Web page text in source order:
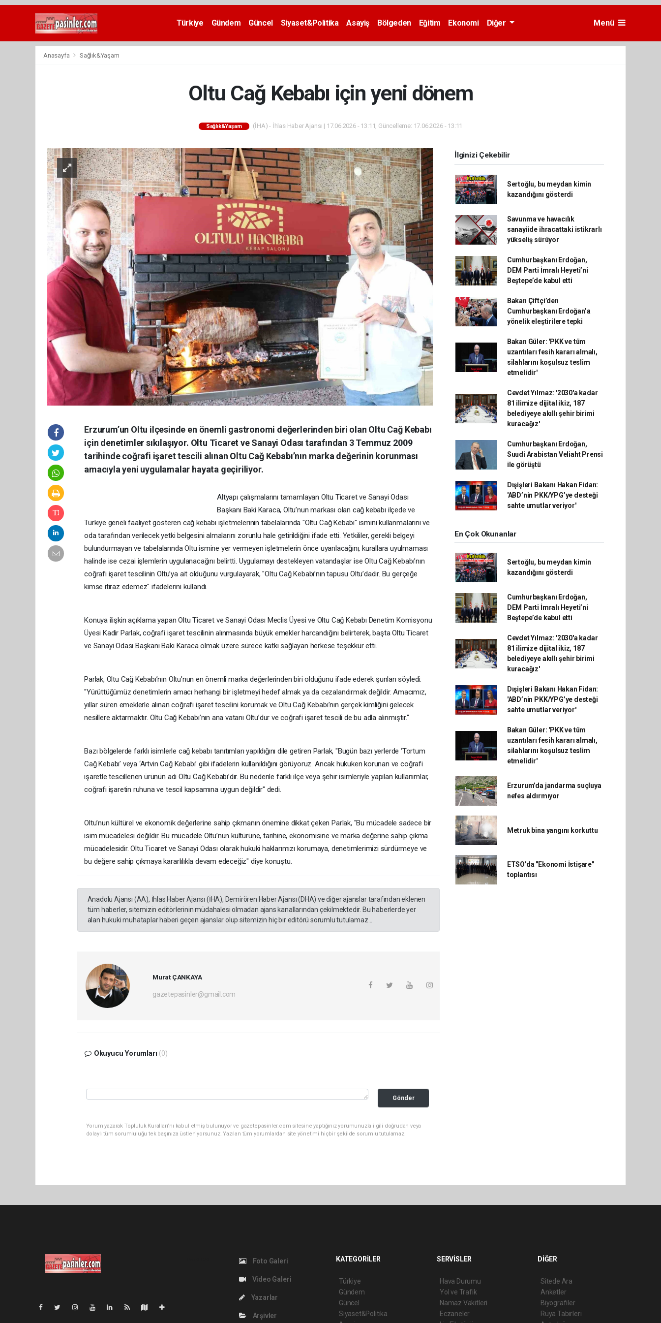
Deneme
Türkiye Gündem Güncel Siyaset&Politika Asayiş Bölgeden Eğitim Ekonomi Diğer Menü
Anasayfa Sağlık&Yaşam
Oltu Cağ Kebabı için yeni dönem
Sağlık&Yaşam (İHA) - İhlas Haber Ajansı | 17.06.2026 - 13:11, Güncelleme: 17.06.2026 - 13:11
Erzurum’un Oltu ilçesinde en önemli gastronomi değerlerinden biri olan Oltu Cağ Kebabı
için denetimler sıkılaşıyor. Oltu Ticaret ve Sanayi Odası tarafından 3 Temmuz 2009
tarihinde coğrafi işaret tescili alınan Oltu Cağ Kebabı’nın marka değerinin korunması
amacıyla yeni uygulamalar hayata geçiriliyor.
Altyapı çalışmalarını tamamlayan Oltu Ticaret ve Sanayi Odası
Başkanı Baki Karaca, Oltu’nun markası olan cağ kebabı ilçede ve
Türkiye geneli faaliyet gösteren cağ kebabı işletmelerinin tabelalarında "Oltu Cağ Kebabı" ismini kullanmalarını ve
oda tarafından verilecek yetki belgesini almalarını zorunlu hale getirildiğini ifade etti. Yetkililer, gerekli belgeyi
bulundurmayan ve tabelalarında Oltu ismine yer vermeyen işletmelerin önce uyarılacağını, kurallara uyulmaması
halinde ise cezai işlemlerin uygulanacağını belirtti. Uygulamayı destekleyen vatandaşlar ise Oltu Cağ Kebabı’nın
coğrafi işaret tescilinin Oltu’ya ait olduğunu vurgulayarak, "Oltu Cağ Kebabı’nın tapusu Oltu’dadır. Bu gerçeğe
kimse itiraz edemez" ifadelerini kullandı.
Konuya ilişkin açıklama yapan Oltu Ticaret ve Sanayi Odası Meclis Üyesi ve Oltu Cağ Kebabı Denetim Komisyonu
Üyesi Kadir Parlak, coğrafi işaret tescilinin alınmasında büyük emekler harcandığını belirterek, başta Oltu Ticaret
ve Sanayi Odası Başkanı Baki Karaca olmak üzere sürece katkı sağlayan herkese teşekkür etti.
Parlak, Oltu Cağ Kebabı’nın Oltu’nun en önemli marka değerlerinden biri olduğunu ifade ederek şunları söyledi:
"Yürüttüğümüz denetimlerin amacı herhangi bir işletmeyi hedef almak ya da cezalandırmak değildir. Amacımız,
yıllar süren emeklerle alınan coğrafi işaret tescilini korumak ve Oltu Cağ Kebabı’nın gerçek kimliğini gelecek
nesillere aktarmaktır. Oltu Cağ Kebabı’nın ana vatanı Oltu’dur ve coğrafi işaret tescili de bu adla alınmıştır."
Bazı bölgelerde farklı isimlerle cağ kebabı tanıtımları yapıldığını dile getiren Parlak, "Bugün bazı yerlerde ‘Tortum
Cağ Kebabı’ veya ‘Artvin Cağ Kebabı’ gibi ifadelerin kullanıldığını görüyoruz. Ancak hukuken korunan ve coğrafi
işaretle tescillenen ürünün adı Oltu Cağ Kebabı’dır. Bu nedenle farklı ilçe veya şehir isimleriyle yapılan kullanımlar,
coğrafi işaretin ruhuna ve tescil kapsamına uygun değildir" dedi.
Oltu’nun kültürel ve ekonomik değerlerine sahip çıkmanın önemine dikkat çeken Parlak, "Bu mücadele sadece bir
isim mücadelesi değildir. Bu mücadele Oltu’nun kültürüne, tarihine, ekonomisine ve marka değerine sahip çıkma
mücadelesidir. Oltu Ticaret ve Sanayi Odası olarak hukuki haklarımızı korumaya, denetimlerimizi sürdürmeye ve
bu değere sahip çıkmaya kararlılıkla devam edeceğiz" diye konuştu.
Anadolu Ajansı (AA), İhlas Haber Ajansı (İHA), Demirören Haber Ajansı (DHA) ve diğer ajanslar tarafından eklenen
tüm haberler, sitemizin editörlerinin müdahalesi olmadan ajans kanallarından çekilmektedir. Bu haberlerde yer
alan hukuki muhataplar haberi geçen ajanslar olup sitemizin hiç bir editörü sorumlu tutulamaz...
Murat ÇANKAYA
gazetepasinler@gmail.com
Okuyucu Yorumları (0)
Gönder
Yorum yazarak Topluluk Kuralları’nı kabul etmiş bulunuyor ve gazetepasinler.com sitesine yaptığınız yorumunuzla ilgili doğrudan veya
dolaylı tüm sorumluluğu tek başınıza üstleniyorsunuz. Yazılan tüm yorumlardan site yönetimi hiçbir şekilde sorumlu tutulamaz.
İlginizi Çekebilir
Sertoğlu, bu meydan kimin
kazandığını gösterdi
Savunma ve havacılık
sanayiide ihracattaki istikrarlı
yükseliş sürüyor
Cumhurbaşkanı Erdoğan,
DEM Parti İmralı Heyeti’ni
Beştepe’de kabul etti
Bakan Çiftçi’den
Cumhurbaşkanı Erdoğan’a
yönelik eleştirilere tepki
Bakan Güler: 'PKK ve tüm
uzantıları fesih kararı almalı,
silahlarını koşulsuz teslim
etmelidir'
Cevdet Yılmaz: '2030'a kadar
81 ilimize dijital ikiz, 187
belediyeye akıllı şehir birimi
kuracağız'
Cumhurbaşkanı Erdoğan,
Suudi Arabistan Veliaht Prensi
ile görüştü
Dışişleri Bakanı Hakan Fidan:
'ABD’nin PKK/YPG’ye desteği
sahte umutlar veriyor'
En Çok Okunanlar
Sertoğlu, bu meydan kimin
kazandığını gösterdi
Cumhurbaşkanı Erdoğan,
DEM Parti İmralı Heyeti’ni
Beştepe’de kabul etti
Cevdet Yılmaz: '2030'a kadar
81 ilimize dijital ikiz, 187
belediyeye akıllı şehir birimi
kuracağız'
Dışişleri Bakanı Hakan Fidan:
'ABD’nin PKK/YPG’ye desteği
sahte umutlar veriyor'
Bakan Güler: 'PKK ve tüm
uzantıları fesih kararı almalı,
silahlarını koşulsuz teslim
etmelidir'
Erzurum’da jandarma suçluya
nefes aldırmıyor
Metruk bina yangını korkuttu
ETSO’da "Ekonomi İstişare"
toplantısı
Foto Galeri
Video Galeri
Yazarlar
Arşivler
KATEGORİLER
Türkiye
Gündem
Güncel
Siyaset&Politika
SERVİSLER
Hava Durumu
Yol ve Trafik
Namaz Vakitleri
Eczaneler
DİĞER
Sitede Ara
Anketler
Biyografiler
Rüya Tabirleri